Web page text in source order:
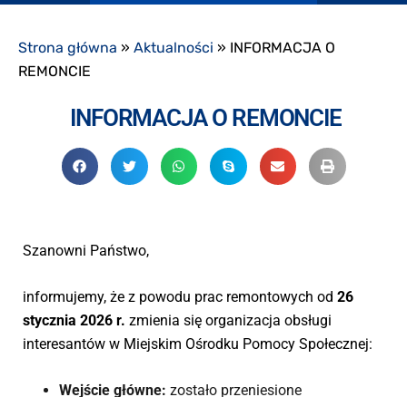
Strona główna » Aktualności » INFORMACJA O
REMONCIE
INFORMACJA O REMONCIE
Szanowni Państwo,
informujemy, że z powodu prac remontowych od 26
stycznia 2026 r. zmienia się organizacja obsługi
interesantów w Miejskim Ośrodku Pomocy Społecznej:
Wejście główne: zostało przeniesione